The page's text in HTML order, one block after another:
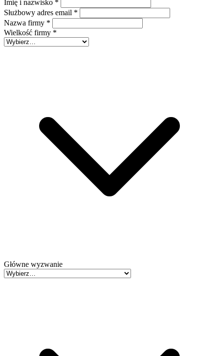
Imię i nazwisko *
Służbowy adres email *
Nazwa firmy *
Wielkość firmy *
Główne wyzwanie